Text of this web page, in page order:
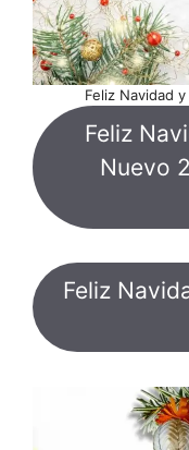
Feliz Navidad
Feliz
Nuevo
Feliz